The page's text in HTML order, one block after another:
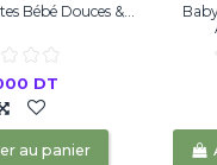
Bébé Douces &...
DT
au panier